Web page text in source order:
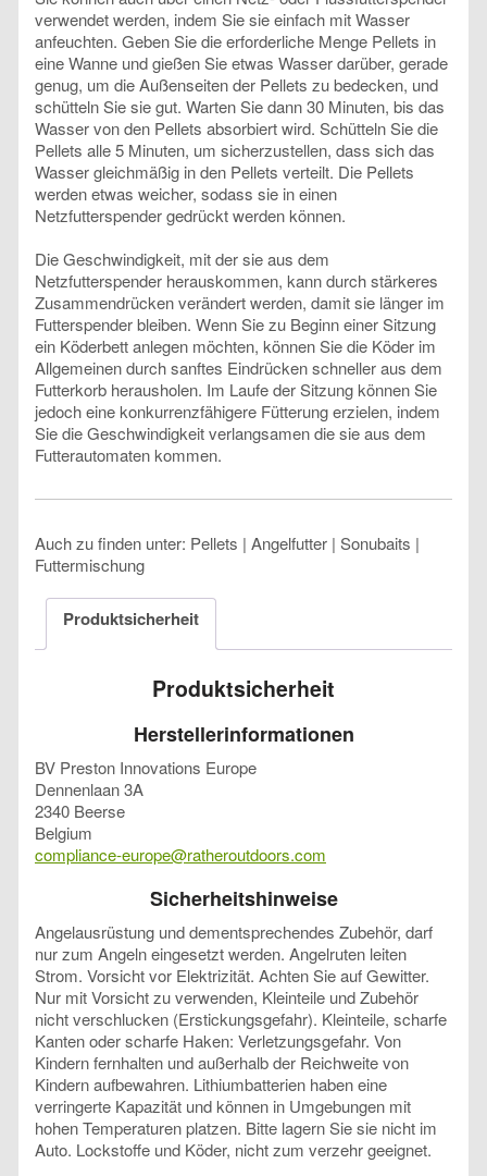
verwendet werden, indem Sie sie einfach mit Wasser
anfeuchten. Geben Sie die erforderliche Menge Pellets in
eine Wanne und gießen Sie etwas Wasser darüber, gerade
genug, um die Außenseiten der Pellets zu bedecken, und
schütteln Sie sie gut. Warten Sie dann 30 Minuten, bis das
Wasser von den Pellets absorbiert wird. Schütteln Sie die
Pellets alle 5 Minuten, um sicherzustellen, dass sich das
Wasser gleichmäßig in den Pellets verteilt. Die Pellets
werden etwas weicher, sodass sie in einen
Netzfutterspender gedrückt werden können.
Die Geschwindigkeit, mit der sie aus dem
Netzfutterspender herauskommen, kann durch stärkeres
Zusammendrücken verändert werden, damit sie länger im
Futterspender bleiben. Wenn Sie zu Beginn einer Sitzung
ein Köderbett anlegen möchten, können Sie die Köder im
Allgemeinen durch sanftes Eindrücken schneller aus dem
Futterkorb herausholen. Im Laufe der Sitzung können Sie
jedoch eine konkurrenzfähigere Fütterung erzielen, indem
Sie die Geschwindigkeit verlangsamen die sie aus dem
Futterautomaten kommen.
Auch zu finden unter: Pellets | Angelfutter | Sonubaits |
Futtermischung
Produktsicherheit
Produktsicherheit
Herstellerinformationen
BV Preston Innovations Europe
Dennenlaan 3A
2340 Beerse
Belgium
compliance-europe@ratheroutdoors.com
Sicherheitshinweise
Angelausrüstung und dementsprechendes Zubehör, darf
nur zum Angeln eingesetzt werden. Angelruten leiten
Strom. Vorsicht vor Elektrizität. Achten Sie auf Gewitter.
Nur mit Vorsicht zu verwenden, Kleinteile und Zubehör
nicht verschlucken (Erstickungsgefahr). Kleinteile, scharfe
Kanten oder scharfe Haken: Verletzungsgefahr. Von
Kindern fernhalten und außerhalb der Reichweite von
Kindern aufbewahren. Lithiumbatterien haben eine
verringerte Kapazität und können in Umgebungen mit
hohen Temperaturen platzen. Bitte lagern Sie sie nicht im
Auto. Lockstoffe und Köder, nicht zum verzehr geeignet.